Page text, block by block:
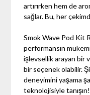
artırırken hem de
sağlar. Bu, her
Smok Wave Pod Kit
performansın
işlevsellik arayan bir
bir seçenek olabilir.
deneyimini yaşama
teknolojisiyle tanışın!